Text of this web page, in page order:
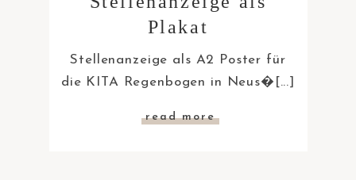
Plakat
Stellenanzeige als A2 Poster für
die KITA Regenbogen in Neus�[...]
read more